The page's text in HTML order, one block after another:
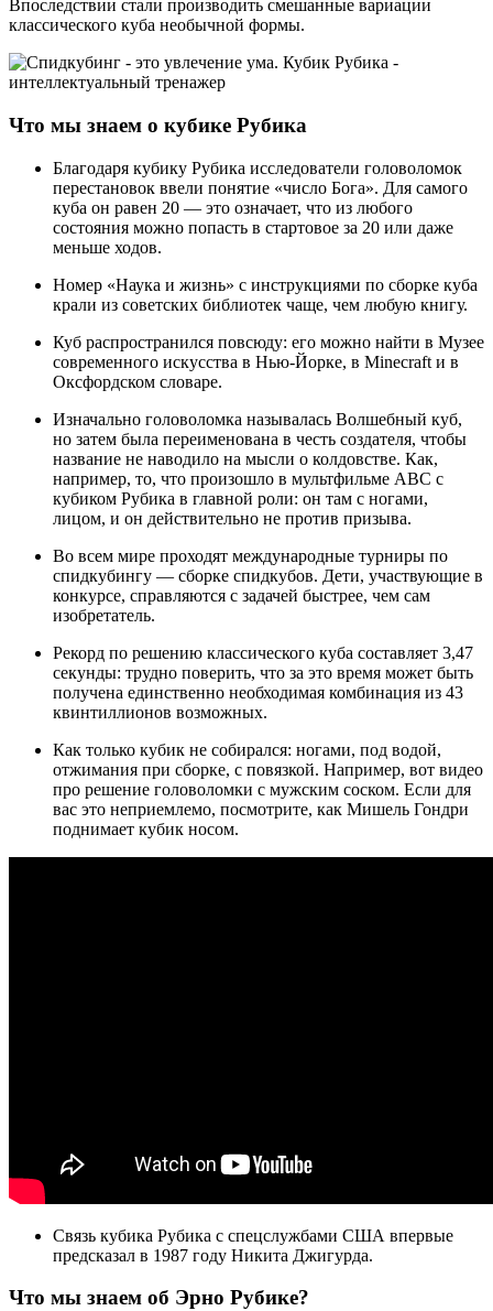
Впоследствии стали производить смешанные вариации
классического куба необычной формы.
Что мы знаем о кубике Рубика
Благодаря кубику Рубика исследователи головоломок
перестановок ввели понятие «число Бога». Для самого
куба он равен 20 — это означает, что из любого
состояния можно попасть в стартовое за 20 или даже
меньше ходов.
Номер «Наука и жизнь» с инструкциями по сборке куба
крали из советских библиотек чаще, чем любую книгу.
Куб распространился повсюду: его можно найти в Музее
современного искусства в Нью-Йорке, в Minecraft и в
Оксфордском словаре.
Изначально головоломка называлась Волшебный куб,
но затем была переименована в честь создателя, чтобы
название не наводило на мысли о колдовстве. Как,
например, то, что произошло в мультфильме ABC с
кубиком Рубика в главной роли: он там с ногами,
лицом, и он действительно не против призыва.
Во всем мире проходят международные турниры по
спидкубингу — сборке спидкубов. Дети, участвующие в
конкурсе, справляются с задачей быстрее, чем сам
изобретатель.
Рекорд по решению классического куба составляет 3,47
секунды: трудно поверить, что за это время может быть
получена единственно необходимая комбинация из 43
квинтиллионов возможных.
Как только кубик не собирался: ногами, под водой,
отжимания при сборке, с повязкой. Например, вот видео
про решение головоломки с мужским соском. Если для
вас это неприемлемо, посмотрите, как Мишель Гондри
поднимает кубик носом.
Связь кубика Рубика с спецслужбами США впервые
предсказал в 1987 году Никита Джигурда.
Что мы знаем об Эрно Рубике?